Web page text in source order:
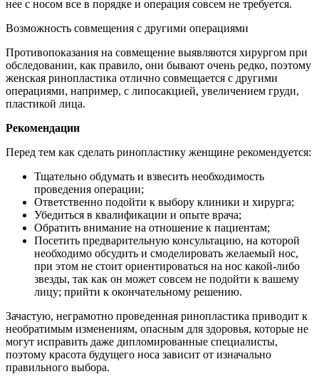
нее с носом все в порядке и операция совсем не требуется.
Возможность совмещения с другими операциями
Противопоказания на совмещение выявляются хирургом при
обследовании, как правило, они бывают очень редко, поэтому
женская ринопластика отлично совмещается с другими
операциями, например, с липосакцией, увеличением груди,
пластикой лица.
Рекомендации
Перед тем как сделать ринопластику женщине рекомендуется:
Тщательно обдумать и взвесить необходимость
проведения операции;
Ответственно подойти к выбору клиники и хирурга;
Убедиться в квалификации и опыте врача;
Обратить внимание на отношение к пациентам;
Посетить предварительную консультацию, на которой
необходимо обсудить и смоделировать желаемый нос,
при этом не стоит ориентироваться на нос какой-либо
звезды, так как он может совсем не подойти к вашему
лицу; прийти к окончательному решению.
Зачастую, неграмотно проведенная ринопластика приводит к
необратимым изменениям, опасным для здоровья, которые не
могут исправить даже дипломированные специалисты,
поэтому красота будущего носа зависит от изначально
правильного выбора.